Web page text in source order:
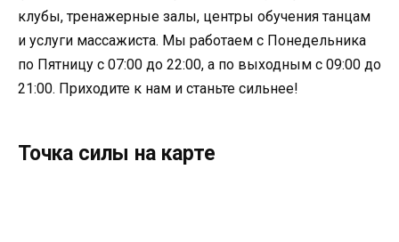
клубы, тренажерные залы, центры обучения танцам
и услуги массажиста. Мы работаем с Понедельника
по Пятницу с 07:00 до 22:00, а по выходным с 09:00 до
21:00. Приходите к нам и станьте сильнее!
Точка силы на карте